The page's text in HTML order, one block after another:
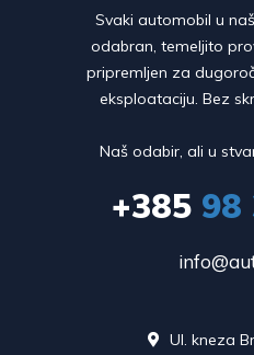
Svaki automobil u
odabran, temeljito
pripremljen za
eksploataciju. Bez
Naš odabir, ali u
+38598
Ul. kneza